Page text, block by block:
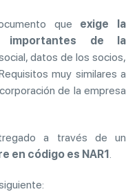
que exige la
importantes de la
datos de los socios,
muy similares a
de la empresa
a través de un
en código es NAR1.